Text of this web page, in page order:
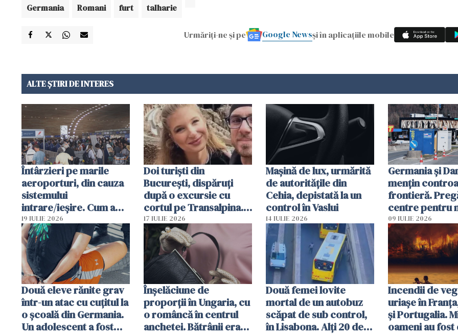
Germania Romani furt talharie
Urmăriți-ne și pe Google Newsși în aplicațiile mobile
ALTE ȘTIRI DE INTERES
Întârzieri pe marile
aeroporturi, din cauza
sistemului
intrare/ieșire. Cum a
ajuns o femeie să fie
arestată în Cluj-Napoca
19 IULIE 2026
Doi turiști din
București, dispăruți
după o excursie cu
cortul pe Transalpina.
Poliția și familia îi caută
17 IULIE 2026
Mașină de lux, urmărită
de autoritățile din
Cehia, depistată la un
control în Vaslui
14 IULIE 2026
Germania și
mențin
frontieră.
centre pentru
respinși din UE
09 IULIE 2026
Două eleve rănite grav
într-un atac cu cuțitul la
o școală din Germania.
Un adolescent a fost
Înșelăciune de
proporții în Ungaria, cu
o româncă în centrul
anchetei. Bătrânii erau
Două femei lovite
mortal de un autobuz
scăpat de sub control,
în Lisabona. Alți 20 de
Incendii de
uriașe în
și Portugalia.
oameni au